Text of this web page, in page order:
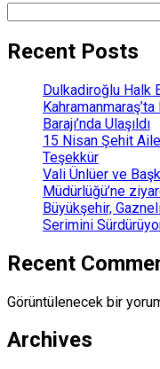
Recent Posts
Dulkadiroğlu Halk
Barajı’nda Ulaşıldı
15 Nisan Şehit
Teşekkür
Vali Ünlüer ve
Müdürlüğü’ne
Büyükşehir,
Serimini
Recent
Görüntülenecek bir
Archives